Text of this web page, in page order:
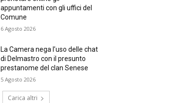
appuntamenti con gli uffici del
Comune
6 Agosto 2026
La Camera nega l’uso delle chat
di Delmastro con il presunto
prestanome del clan Senese
5 Agosto 2026
Carica altri